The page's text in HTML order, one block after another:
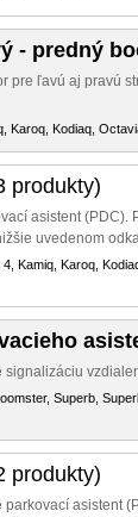
- predný
pre ľavú aj pravú
Karoq, Kodiaq,
produkty)
asistent (PDC).
uvedenom
Kamiq, Karoq,
signalizáciu
Superb,
produkty)
parkovací asistent